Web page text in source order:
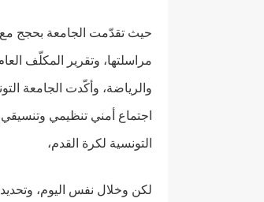
حيث تقدّمت الجامعة بحجج مع
مراسلتها، وتقرير المكلّف
والرياضة،
اجتماع أمني تنظيمي
التونسية لكرة القدم،
لكن وخلال نفس اليوم،